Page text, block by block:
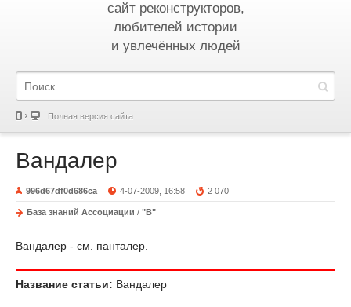
сайт реконструкторов,
любителей истории
и увлечённых людей
Полная версия сайта
Вандалер
996d67df0d686ca 4-07-2009, 16:58 2 070
База знаний Ассоциации / "В"
Вандалер - см. панталер.
Название статьи: Вандалер